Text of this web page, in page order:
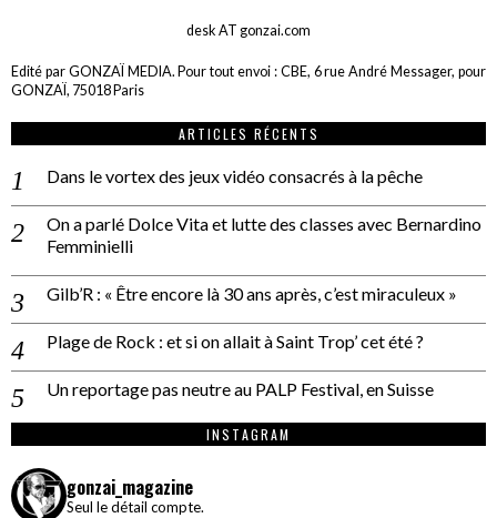
desk AT gonzai.com
Edité par GONZAÏ MEDIA. Pour tout envoi : CBE, 6 rue André Messager, pour
GONZAÏ, 75018 Paris
ARTICLES RÉCENTS
Dans le vortex des jeux vidéo consacrés à la pêche
On a parlé Dolce Vita et lutte des classes avec Bernardino
Femminielli
Gilb’R : « Être encore là 30 ans après, c’est miraculeux »
Plage de Rock : et si on allait à Saint Trop’ cet été ?
Un reportage pas neutre au PALP Festival, en Suisse
INSTAGRAM
gonzai_magazine
Seul le détail compte.